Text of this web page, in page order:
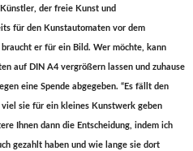
der freie Kunst und
für den Kunstautomaten vor dem
er für ein Bild. Wer möchte, kann
auf DIN A4 vergrößern lassen und zuhause
eine Spende abgegeben. “Es fällt den
sie für ein kleines Kunstwerk geben
Ihnen dann die Entscheidung, indem ich
gezahlt haben und wie lange sie dort